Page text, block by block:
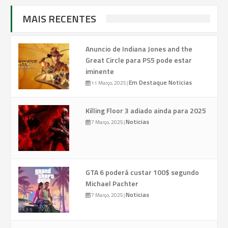
MAIS RECENTES
Anuncio de Indiana Jones and the
Great Circle para PS5 pode estar
iminente
11 Março, 2025|Em Destaque Noticias
Killing Floor 3 adiado ainda para 2025
7 Março, 2025|Noticias
GTA 6 poderá custar 100$ segundo
Michael Pachter
7 Março, 2025|Noticias